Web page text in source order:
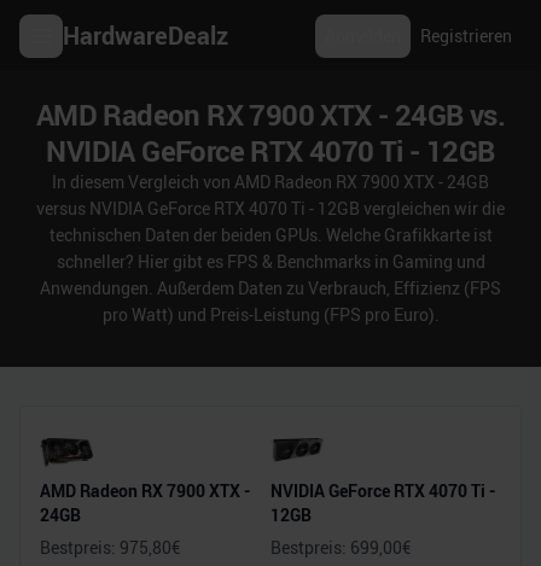
HardwareDealz Registrieren
AMD Radeon RX 7900 XTX - 24GB vs.
NVIDIA GeForce RTX 4070 Ti - 12GB
In diesem Vergleich von AMD Radeon RX 7900 XTX - 24GB
versus NVIDIA GeForce RTX 4070 Ti - 12GB vergleichen wir die
technischen Daten der beiden GPUs. Welche Grafikkarte ist
schneller? Hier gibt es FPS & Benchmarks in Gaming und
Anwendungen. Außerdem Daten zu Verbrauch, Effizienz (FPS
pro Watt) und Preis-Leistung (FPS pro Euro).
AMD Radeon RX 7900 XTX -
24GB
Bestpreis: 975,80€
NVIDIA GeForce RTX 4070 Ti -
12GB
Bestpreis: 699,00€